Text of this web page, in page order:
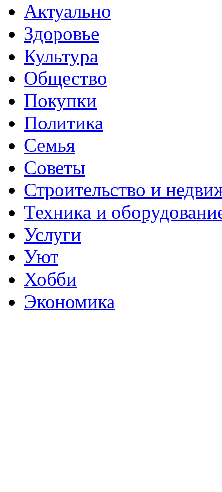
Актуально
Здоровье
Культура
Общество
Покупки
Политика
Семья
Советы
Строительство и
Техника и
Услуги
Уют
Хобби
Экономика